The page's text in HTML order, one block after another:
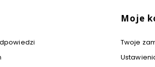
Moje
Twoje